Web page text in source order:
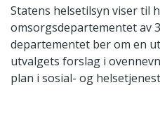
Statens helsetilsyn viser til
omsorgsdepartementet av
departementet ber om en
utvalgets forslag i
plan i sosial- og